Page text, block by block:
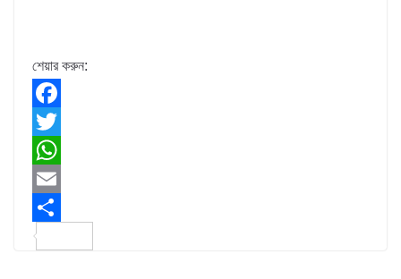
শেয়ার করুন:
F
a
c
e
b
T
w
t
W
h
a
E
m